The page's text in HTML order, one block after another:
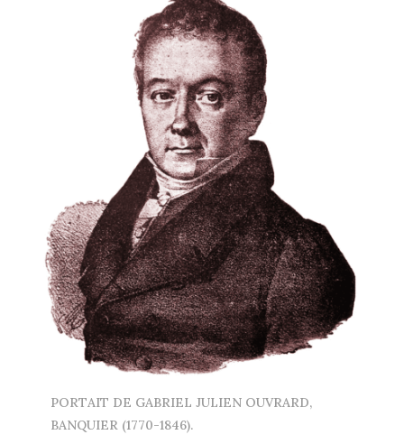
PORTAIT DE GABRIEL JULIEN OUVRARD,
BANQUIER (1770-1846).